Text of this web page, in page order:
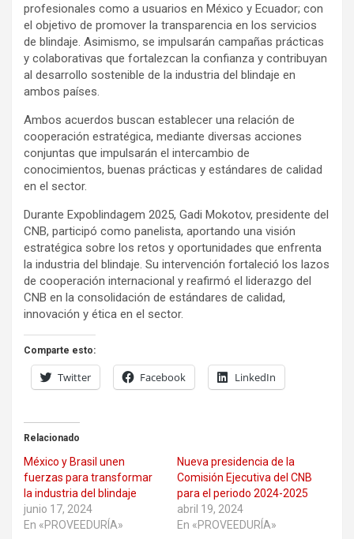
profesionales como a usuarios en México y Ecuador; con
el objetivo de promover la transparencia en los servicios
de blindaje. Asimismo, se impulsarán campañas prácticas
y colaborativas que fortalezcan la confianza y contribuyan
al desarrollo sostenible de la industria del blindaje en
ambos países.
Ambos acuerdos buscan establecer una relación de
cooperación estratégica, mediante diversas acciones
conjuntas que impulsarán el intercambio de
conocimientos, buenas prácticas y estándares de calidad
en el sector.
Durante Expoblindagem 2025, Gadi Mokotov, presidente del
CNB, participó como panelista, aportando una visión
estratégica sobre los retos y oportunidades que enfrenta
la industria del blindaje. Su intervención fortaleció los lazos
de cooperación internacional y reafirmó el liderazgo del
CNB en la consolidación de estándares de calidad,
innovación y ética en el sector.
Comparte esto:
Twitter Facebook LinkedIn
Relacionado
México y Brasil unen
fuerzas para transformar
la industria del blindaje
junio 17, 2024
En «PROVEEDURÍA»
Nueva presidencia de la
Comisión Ejecutiva del CNB
para el periodo 2024-2025
abril 19, 2024
En «PROVEEDURÍA»